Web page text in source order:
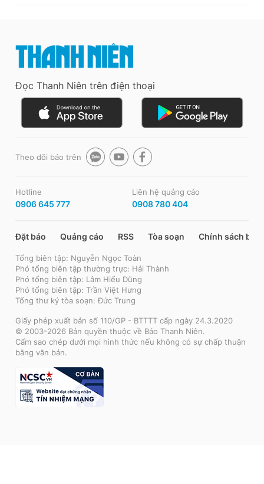
Đọc Thanh Niên trên điện thoại
Theo dõi báo trên
Hotline
0906 645 777
Liên hệ quảng cáo
0908 780 404
Đặt báo Quảng cáo RSS Tòa soạn Chính sách bảo
Tổng biên tập: Nguyễn Ngọc Toàn
Phó tổng biên tập thường trực: Hải Thành
Phó tổng biên tập: Lâm Hiếu Dũng
Phó tổng biên tập: Trần Việt Hưng
Tổng thư ký tòa soạn: Đức Trung
Giấy phép xuất bản số 110/GP - BTTTT cấp ngày 24.3.2020
© 2003-2026 Bản quyền thuộc về Báo Thanh Niên.
Cấm sao chép dưới mọi hình thức nếu không có sự chấp thuận
bằng văn bản.